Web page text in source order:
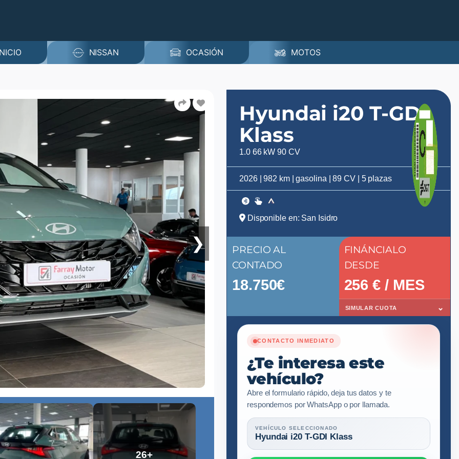
NISSAN OCASIÓN MOTOS
❯
26+
Hyundai i20 T-GDI
Klass
1.0 66 kW 90 CV
2026 | 982 km | gasolina | 89 CV | 5 plazas
Disponible en: San Isidro
PRECIO AL
CONTADO
18.750€
FINÁNCIALO
DESDE
256 € / MES
SIMULAR CUOTA ⌄
CONTACTO INMEDIATO
¿Te interesa este
vehículo?
Abre el formulario rápido, deja tus datos y te
respondemos por WhatsApp o por llamada.
VEHÍCULO SELECCIONADO
Hyundai i20 T-GDI Klass